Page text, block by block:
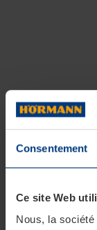
Consentement
Ce site Web
Nous, la société